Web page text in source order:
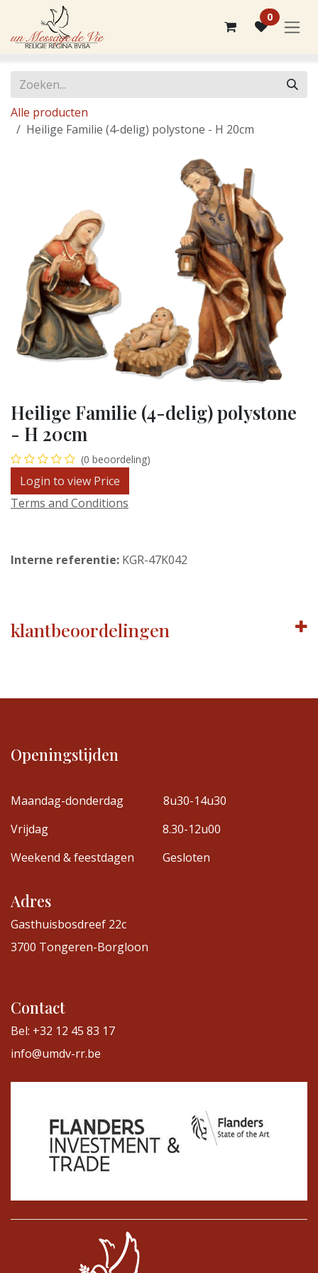
Overslaan naar inhoud
0
Alle producten
Heilige Familie (4-delig) polystone - H 20cm
Heilige Familie (4-delig) polystone
- H 20cm
(0 beoordeling)
Login to view Price
Terms and Conditions
Interne referentie: KGR-47K042
klantbeoordelingen
Openingstijden
Maandag-donderdag
8u30-14u30
Vrijdag
8.30-12u00
Weekend & feestdagen
Gesloten
Adres
Gasthuisbosdreef 22c
3700 Tongeren-Borgloon
Contact
Bel: +32 12 45 83 17
info@umdv-rr.be